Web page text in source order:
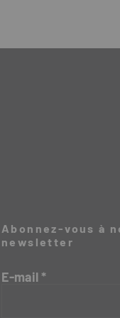
Abonnez-vous à
newsletter
E-mail *